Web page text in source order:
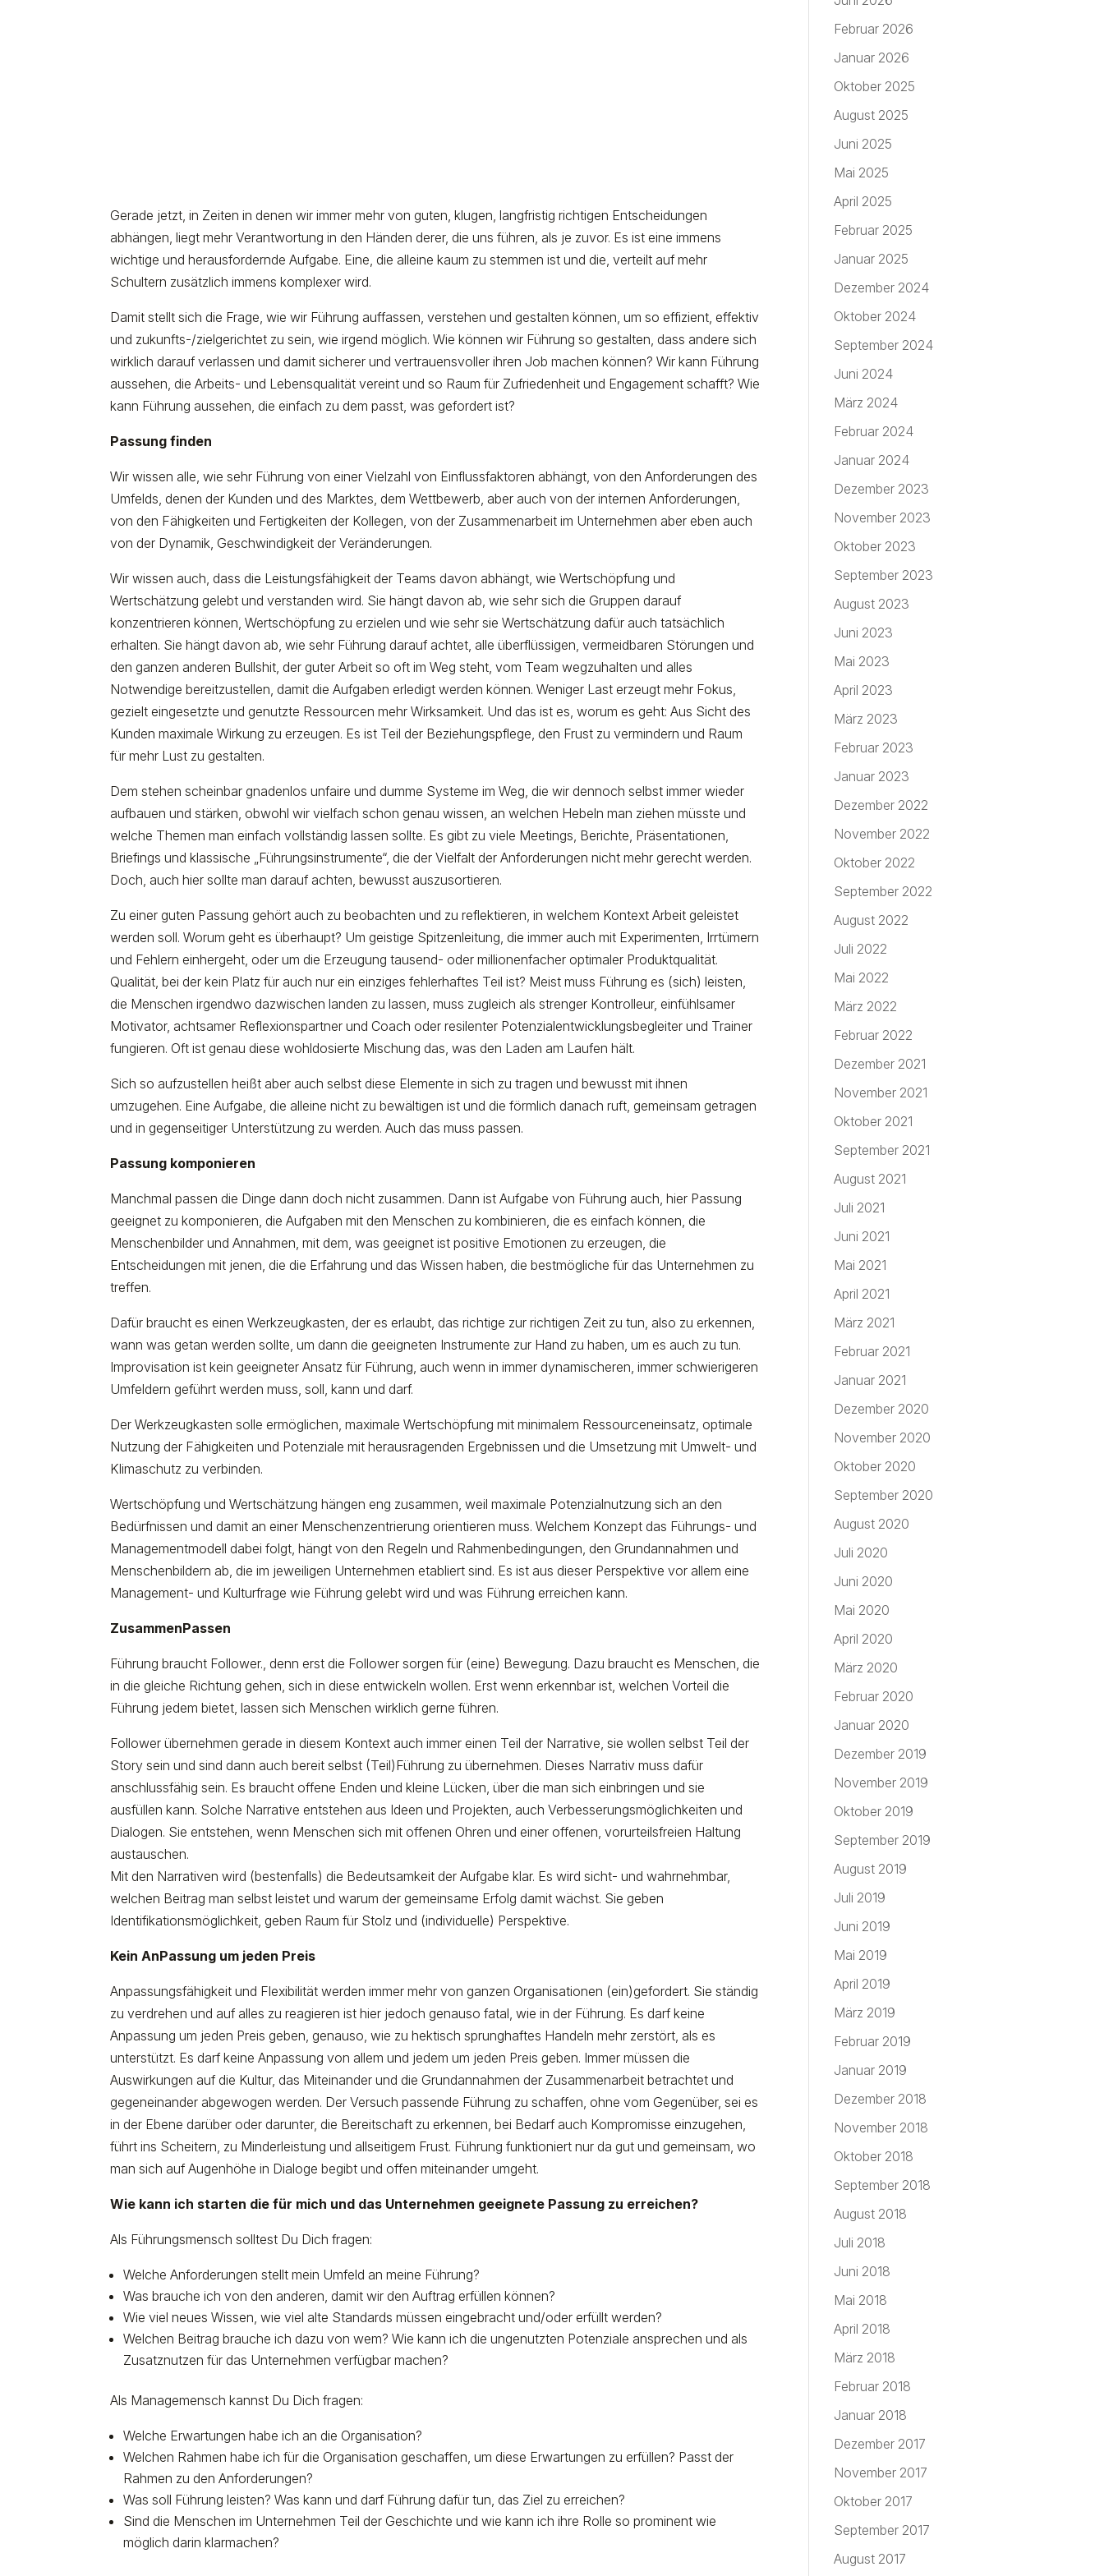
Gerade jetzt, in Zeiten in denen wir immer mehr von guten, klugen, langfristig richtigen Entscheidungen
abhängen, liegt mehr Verantwortung in den Händen derer, die uns führen, als je zuvor. Es ist eine immens
wichtige und herausfordernde Aufgabe. Eine, die alleine kaum zu stemmen ist und die, verteilt auf mehr
Schultern zusätzlich immens komplexer wird.
Damit stellt sich die Frage, wie wir Führung auffassen, verstehen und gestalten können, um so effizient, effektiv
und zukunfts-/zielgerichtet zu sein, wie irgend möglich. Wie können wir Führung so gestalten, dass andere sich
wirklich darauf verlassen und damit sicherer und vertrauensvoller ihren Job machen können? Wir kann Führung
aussehen, die Arbeits- und Lebensqualität vereint und so Raum für Zufriedenheit und Engagement schafft? Wie
kann Führung aussehen, die einfach zu dem passt, was gefordert ist?
Passung finden
Wir wissen alle, wie sehr Führung von einer Vielzahl von Einflussfaktoren abhängt, von den Anforderungen des
Umfelds, denen der Kunden und des Marktes, dem Wettbewerb, aber auch von der internen Anforderungen,
von den Fähigkeiten und Fertigkeiten der Kollegen, von der Zusammenarbeit im Unternehmen aber eben auch
von der Dynamik, Geschwindigkeit der Veränderungen.
Wir wissen auch, dass die Leistungsfähigkeit der Teams davon abhängt, wie Wertschöpfung und
Wertschätzung gelebt und verstanden wird. Sie hängt davon ab, wie sehr sich die Gruppen darauf
konzentrieren können, Wertschöpfung zu erzielen und wie sehr sie Wertschätzung dafür auch tatsächlich
erhalten. Sie hängt davon ab, wie sehr Führung darauf achtet, alle überflüssigen, vermeidbaren Störungen und
den ganzen anderen Bullshit, der guter Arbeit so oft im Weg steht, vom Team wegzuhalten und alles
Notwendige bereitzustellen, damit die Aufgaben erledigt werden können. Weniger Last erzeugt mehr Fokus,
gezielt eingesetzte und genutzte Ressourcen mehr Wirksamkeit. Und das ist es, worum es geht: Aus Sicht des
Kunden maximale Wirkung zu erzeugen. Es ist Teil der Beziehungspflege, den Frust zu vermindern und Raum
für mehr Lust zu gestalten.
Dem stehen scheinbar gnadenlos unfaire und dumme Systeme im Weg, die wir dennoch selbst immer wieder
aufbauen und stärken, obwohl wir vielfach schon genau wissen, an welchen Hebeln man ziehen müsste und
welche Themen man einfach vollständig lassen sollte. Es gibt zu viele Meetings, Berichte, Präsentationen,
Briefings und klassische „Führungsinstrumente“, die der Vielfalt der Anforderungen nicht mehr gerecht werden.
Doch, auch hier sollte man darauf achten, bewusst auszusortieren.
Zu einer guten Passung gehört auch zu beobachten und zu reflektieren, in welchem Kontext Arbeit geleistet
werden soll. Worum geht es überhaupt? Um geistige Spitzenleitung, die immer auch mit Experimenten, Irrtümern
und Fehlern einhergeht, oder um die Erzeugung tausend- oder millionenfacher optimaler Produktqualität.
Qualität, bei der kein Platz für auch nur ein einziges fehlerhaftes Teil ist? Meist muss Führung es (sich) leisten,
die Menschen irgendwo dazwischen landen zu lassen, muss zugleich als strenger Kontrolleur, einfühlsamer
Motivator, achtsamer Reflexionspartner und Coach oder resilenter Potenzialentwicklungsbegleiter und Trainer
fungieren. Oft ist genau diese wohldosierte Mischung das, was den Laden am Laufen hält.
Sich so aufzustellen heißt aber auch selbst diese Elemente in sich zu tragen und bewusst mit ihnen
umzugehen. Eine Aufgabe, die alleine nicht zu bewältigen ist und die förmlich danach ruft, gemeinsam getragen
und in gegenseitiger Unterstützung zu werden. Auch das muss passen.
Passung komponieren
Manchmal passen die Dinge dann doch nicht zusammen. Dann ist Aufgabe von Führung auch, hier Passung
geeignet zu komponieren, die Aufgaben mitden Menschen zu kombinieren, die es einfach können, die
Menschenbilder und Annahmen, mit dem, was geeignet ist positive Emotionen zu erzeugen, die
Entscheidungen mit jenen, die die Erfahrung und das Wissen haben, die bestmögliche für das Unternehmen zu
treffen.
Dafür braucht es einen Werkzeugkasten, der es erlaubt, das richtige zur richtigen Zeit zu tun, also zu erkennen,
wann was getan werden sollte, um dann die geeigneten Instrumente zur Hand zu haben, um es auch zu tun.
Improvisation ist kein geeigneter Ansatz für Führung, auch wenn in immer dynamischeren, immer schwierigeren
Umfeldern geführt werden muss, soll, kann und darf.
Der Werkzeugkasten solle ermöglichen, maximale Wertschöpfung mit minimalem Ressourceneinsatz, optimale
Nutzung der Fähigkeiten und Potenziale mit herausragenden Ergebnissen und die Umsetzung mit Umwelt- und
Klimaschutz zu verbinden.
Wertschöpfung und Wertschätzung hängen eng zusammen, weil maximale Potenzialnutzung sich an den
Bedürfnissen und damit an einer Menschenzentrierung orientieren muss. Welchem Konzept das Führungs- und
Managementmodell dabei folgt, hängt von den Regeln und Rahmenbedingungen, den Grundannahmen und
Menschenbildern ab, die im jeweiligen Unternehmen etabliert sind. Es ist aus dieser Perspektive vor allem eine
Management- und Kulturfrage wie Führung gelebt wird und was Führung erreichen kann.
ZusammenPassen
Führung braucht Follower., denn erst die Follower sorgen für (eine) Bewegung. Dazu braucht es Menschen, die
in die gleiche Richtung gehen, sich in diese entwickeln wollen. Erst wenn erkennbar ist, welchen Vorteil die
Führung jedem bietet, lassen sich Menschen wirklich gerne führen.
Follower übernehmen gerade in diesem Kontext auch immer einen Teil der Narrative, sie wollen selbst Teil der
Story sein und sind dann auch bereit selbst (Teil)Führung zu übernehmen. Dieses Narrativ muss dafür
anschlussfähig sein. Es braucht offene Enden und kleine Lücken, über die man sich einbringen und sie
ausfüllen kann. Solche Narrative entstehen aus Ideen und Projekten, auch Verbesserungsmöglichkeiten und
Dialogen. Sie entstehen, wenn Menschen sich mit offenen Ohren und einer offenen, vorurteilsfreien Haltung
austauschen.
Mit den Narrativen wird (bestenfalls) die Bedeutsamkeit der Aufgabe klar. Es wird sicht- und wahrnehmbar,
welchen Beitrag man selbst leistet und warum der gemeinsame Erfolg damit wächst. Sie geben
Identifikationsmöglichkeit, geben Raum für Stolz und (individuelle) Perspektive.
Kein AnPassung um jeden Preis
Anpassungsfähigkeit und Flexibilität werden immer mehr von ganzen Organisationen (ein)gefordert. Sie ständig
zu verdrehen und auf alles zu reagieren ist hier jedoch genauso fatal, wie in der Führung. Es darf keine
Anpassung um jeden Preis geben, genauso, wie zu hektisch sprunghaftes Handeln mehr zerstört, als es
unterstützt. Es darf keine Anpassung von allem und jedem um jeden Preis geben. Immer müssen die
Auswirkungen auf die Kultur, das Miteinander und die Grundannahmen der Zusammenarbeit betrachtet und
gegeneinander abgewogen werden. Der Versuch passende Führung zu schaffen, ohne vom Gegenüber, sei es
in der Ebene darüber oder darunter, die Bereitschaft zu erkennen, bei Bedarf auch Kompromisse einzugehen,
führt ins Scheitern, zu Minderleistung und allseitigem Frust. Führung funktioniert nur da gut und gemeinsam, wo
man sich auf Augenhöhe in Dialoge begibt und offen miteinander umgeht.
Wie kann ich starten die für mich und das Unternehmen geeignete Passung zu erreichen?
Als Führungsmensch solltest Du Dich fragen:
Welche Anforderungen stellt mein Umfeld an meine Führung?
Was brauche ich von den anderen, damit wir den Auftrag erfüllen können?
Wie viel neues Wissen, wie viel alte Standards müssen eingebracht und/oder erfüllt werden?
Welchen Beitrag brauche ich dazu von wem? Wie kann ich die ungenutzten Potenziale ansprechen und als
Zusatznutzen für das Unternehmen verfügbar machen?
Als Managemensch kannst Du Dich fragen:
Welche Erwartungen habe ich an die Organisation?
Welchen Rahmen habe ich für die Organisation geschaffen, um diese Erwartungen zu erfüllen? Passt der
Rahmen zu den Anforderungen?
Was soll Führung leisten? Was kann und darf Führung dafür tun, das Ziel zu erreichen?
Sind die Menschen im Unternehmen Teil der Geschichte und wie kann ich ihre Rolle so prominent wie
möglich darin klarmachen?
Februar 2026
Januar 2026
Oktober 2025
August 2025
Juni 2025
Mai 2025
April 2025
Februar 2025
Januar 2025
Dezember 2024
Oktober 2024
September 2024
Juni 2024
März 2024
Februar 2024
Januar 2024
Dezember 2023
November 2023
Oktober 2023
September 2023
August 2023
Juni 2023
Mai 2023
April 2023
März 2023
Februar 2023
Januar 2023
Dezember 2022
November 2022
Oktober 2022
September 2022
August 2022
Juli 2022
Mai 2022
März 2022
Februar 2022
Dezember 2021
November 2021
Oktober 2021
September 2021
August 2021
Juli 2021
Juni 2021
Mai 2021
April 2021
März 2021
Februar 2021
Januar 2021
Dezember 2020
November 2020
Oktober 2020
September 2020
August 2020
Juli 2020
Juni 2020
Mai 2020
April 2020
März 2020
Februar 2020
Januar 2020
Dezember 2019
November 2019
Oktober 2019
September 2019
August 2019
Juli 2019
Juni 2019
Mai 2019
April 2019
März 2019
Februar 2019
Januar 2019
Dezember 2018
November 2018
Oktober 2018
September 2018
August 2018
Juli 2018
Juni 2018
Mai 2018
April 2018
März 2018
Februar 2018
Januar 2018
Dezember 2017
November 2017
Oktober 2017
September 2017
August 2017